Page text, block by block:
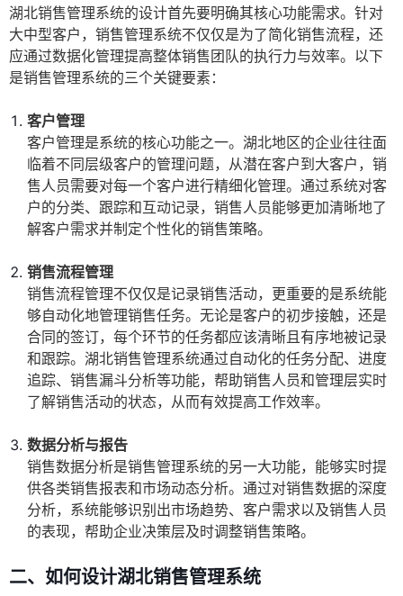
湖北销售管理系统的设计首先要明确其核心功能需求。针对
大中型客户，销售管理系统不仅仅是为了简化销售流程，还
应通过数据化管理提高整体销售团队的执行力与效率。以下
是销售管理系统的三个关键要素：
客户管理
客户管理是系统的核心功能之一。湖北地区的企业往往面
临着不同层级客户的管理问题，从潜在客户到大客户，销
售人员需要对每一个客户进行精细化管理。通过系统对客
户的分类、跟踪和互动记录，销售人员能够更加清晰地了
解客户需求并制定个性化的销售策略。
销售流程管理
销售流程管理不仅仅是记录销售活动，更重要的是系统能
够自动化地管理销售任务。无论是客户的初步接触，还是
合同的签订，每个环节的任务都应该清晰且有序地被记录
和跟踪。湖北销售管理系统通过自动化的任务分配、进度
追踪、销售漏斗分析等功能，帮助销售人员和管理层实时
了解销售活动的状态，从而有效提高工作效率。
数据分析与报告
销售数据分析是销售管理系统的另一大功能，能够实时提
供各类销售报表和市场动态分析。通过对销售数据的深度
分析，系统能够识别出市场趋势、客户需求以及销售人员
的表现，帮助企业决策层及时调整销售策略。
二、如何设计湖北销售管理系统